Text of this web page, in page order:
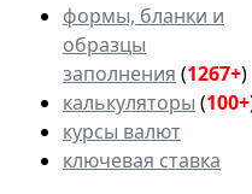
формы, бланки и
образцы
заполнения (1267+)
калькуляторы (100+
курсы валют
ключевая ставка